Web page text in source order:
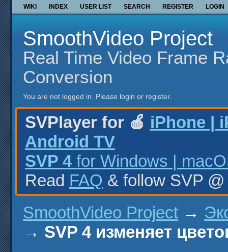
WIKI INDEX USER LIST SEARCH REGISTER LOGIN
SmoothVideo Project
Real Time Video Frame
Conversion
You are not logged in. Please login or register.
SVPlayer for 🍎 iPhone |
Android TV
SVP 4 for Windows |
Read FAQ & follow SVP
SmoothVideo Project →
→ SVP 4 изменяет